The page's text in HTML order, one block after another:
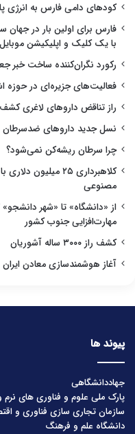
کودهای دامی فارس به انرژی
فارس برای اولین بار در جهان
با یک کلیک و اپلیکیشن موبایل
رکورد نگران‌کننده ساخت
فعالیت‌های جزیره‌ای در حوزه
راز تناقض داروهای لاغری
نسل جدید داروهای ضدسرطان
چرا سرطان ریشه‌کن نمی‌شود؟
کلاهبرداری ۲۵
مصنوعی
از «دانشگاه» تا «شهر
مهارت‌افزایی جنوب کشور
کشف راز ۳۰۰۰ ساله آشوریان
آغاز هوشمندسازی معادن
پیوند ها
جهاددانشگاهی
پارک ملی علوم و فناوری های
سازمان تجاری سازی فناوری و
دانشگاه علم و فرهنگ